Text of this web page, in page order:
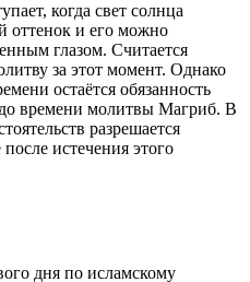
когда свет солнца
оттенок и его можно
глазом. Считается
за этот момент. Однако
остаётся обязанность
времени молитвы Магриб. В
разрешается
истечения этого
дня по исламскому